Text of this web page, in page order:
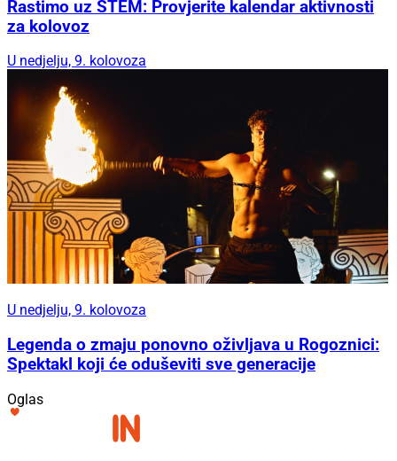
Rastimo uz STEM: Provjerite kalendar aktivnosti
za kolovoz
U nedjelju, 9. kolovoza
U nedjelju, 9. kolovoza
Legenda o zmaju ponovno oživljava u Rogoznici:
Spektakl koji će oduševiti sve generacije
Oglas